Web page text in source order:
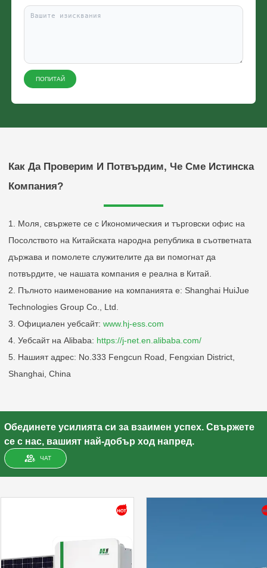
ПОПИТАЙ
Как Да Проверим И Потвърдим, Че Сме Истинска
Компания?
1. Моля, свържете се с Икономическия и търговски офис на
Посолството на Китайската народна република в съответната
държава и помолете служителите да ви помогнат да
потвърдите, че нашата компания е реална в Китай.
2. Пълното наименование на компанията е: Shanghai HuiJue
Technologies Group Co., Ltd.
3. Официален уебсайт: www.hj-ess.com
4. Уебсайт на Alibaba: https://j-net.en.alibaba.com/
5. Нашият адрес: No.333 Fengcun Road, Fengxian District,
Shanghai, China
Обединете усилията си за взаимен успех. Свържете
се с нас, вашият най-добър ход напред.
ЧАТ